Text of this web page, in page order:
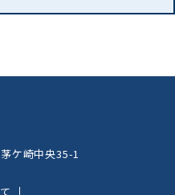
ケ崎中央35-1